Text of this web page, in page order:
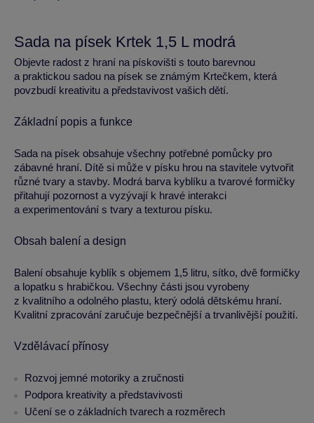
Sada na písek Krtek 1,5 L modrá
Objevte radost z hraní na pískovišti s touto barevnou
a praktickou sadou na písek se známým Krtečkem, která
povzbudí kreativitu a představivost vašich dětí.
Základní popis a funkce
Sada na písek obsahuje všechny potřebné pomůcky pro
zábavné hraní. Dítě si může v písku hrou na stavitele vytvořit
různé tvary a stavby. Modrá barva kyblíku a tvarové formičky
přitahují pozornost a vyzývají k hravé interakci
a experimentování s tvary a texturou písku.
Obsah balení a design
Balení obsahuje kyblík s objemem 1,5 litru, sítko, dvě formičky
a lopatku s hrabičkou. Všechny části jsou vyrobeny
z kvalitního a odolného plastu, který odolá dětskému hraní.
Kvalitní zpracování zaručuje bezpečnější a trvanlivější použití.
Vzdělávací přínosy
Rozvoj jemné motoriky a zručnosti
Podpora kreativity a představivosti
Učení se o základních tvarech a rozměrech